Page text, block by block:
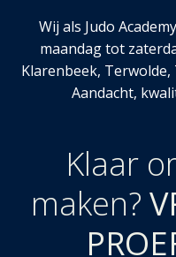
Wij als Judo
maandag tot
Klarenbeek,
Aandacht,
Klaar
maken?